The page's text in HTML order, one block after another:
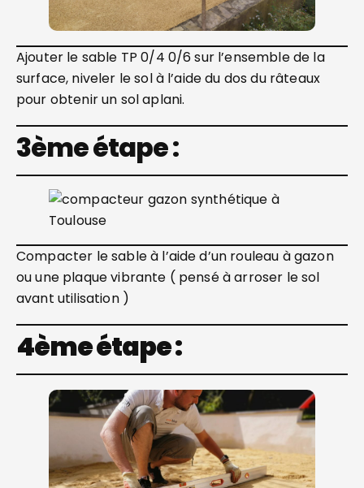
Ajouter le sable TP 0/4 0/6 sur l’ensemble de la
surface, niveler le sol à l’aide du dos du râteaux
pour obtenir un sol aplani.
3ème étape :
Compacter le sable à l’aide d’un rouleau à gazon
ou une plaque vibrante ( pensé à arroser le sol
avant utilisation )
4ème étape :